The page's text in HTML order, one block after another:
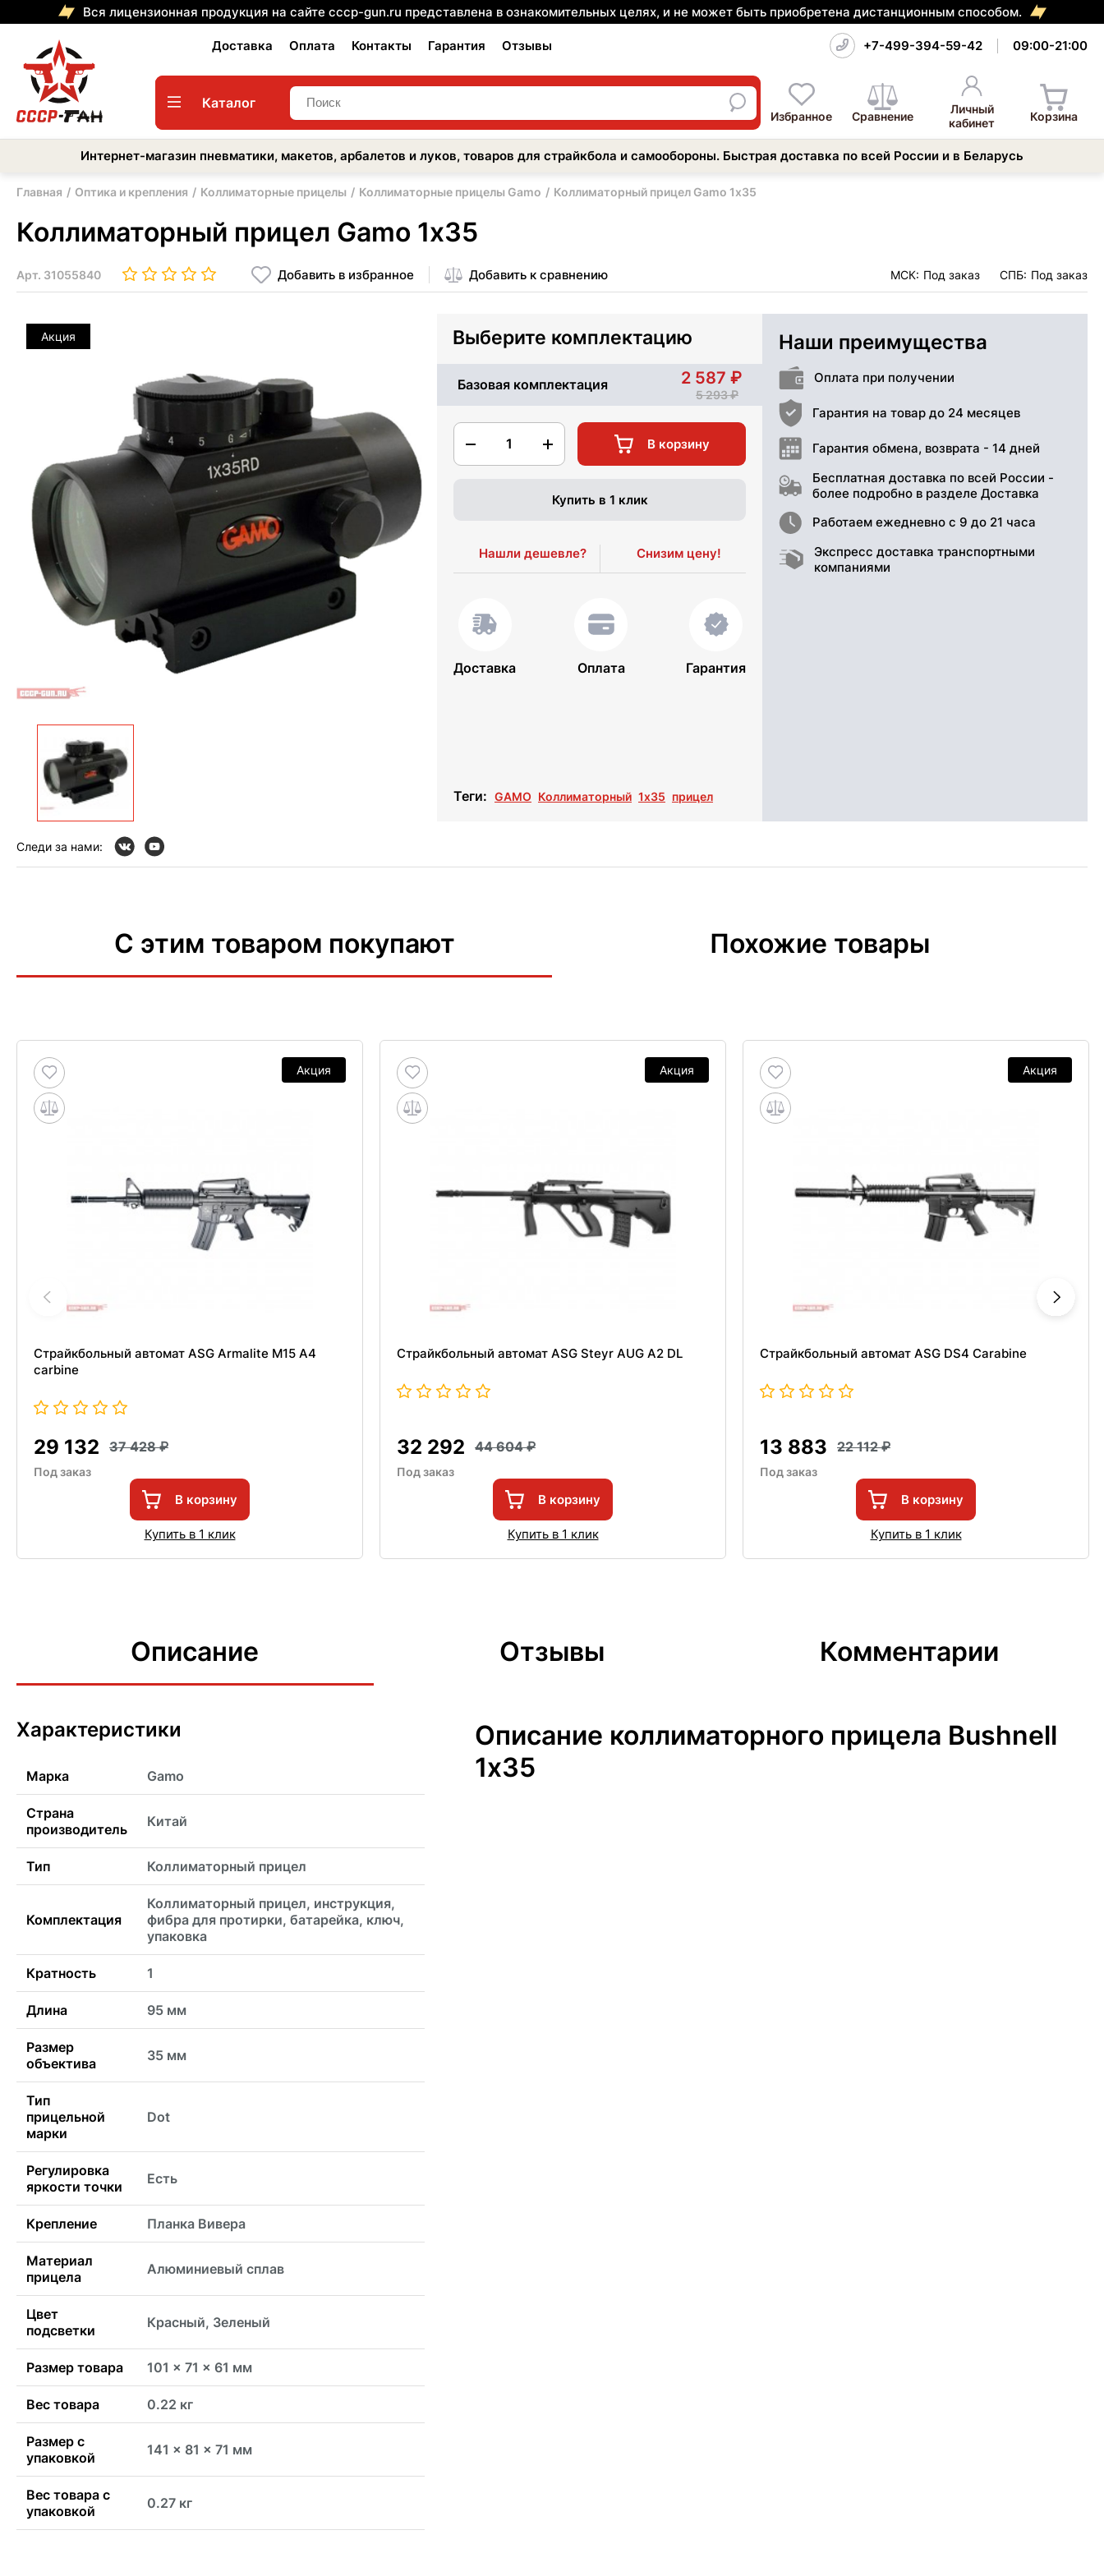
Вся лицензионная продукция на сайте cccp-gun.ru представлена в ознакомительных целях, и не может быть приобретена дистанционным способом.
Доставка Оплата Контакты Гарантия Отзывы +7-499-394-59-42 09:00-21:00
Каталог
Избранное Сравнение
Личный
кабинет
Корзина
Интернет-магазин пневматики, макетов, арбалетов и луков, товаров для страйкбола и самообороны. Быстрая доставка по всей России и в Беларусь
Главная Оптика и крепления Коллиматорные прицелы Коллиматорные прицелы Gamo Коллиматорный прицел Gamo 1х35
Коллиматорный прицел Gamo 1х35
Арт. 31055840 Добавить в избранное Добавить к сравнению МСК: Под заказ СПБ: Под заказ
Акция Выберите комплектацию
Базовая комплектация 2 587
5 293
1 В корзину
Купить в 1 клик
Нашли дешевле? Снизим цену!
Доставка Оплата Гарантия
Теги: GAMO Коллиматорный 1х35 прицел
Наши преимущества
Оплата при получении
Гарантия на товар до 24 месяцев
Гарантия обмена, возврата - 14 дней
Бесплатная доставка по всей России -
более подробно в разделе Доставка
Работаем ежедневно с 9 до 21 часа
Экспресс доставка транспортными
компаниями
Следи за нами:
С этим товаром покупают Похожие товары
Акция
Страйкбольный автомат ASG Armalite M15 A4
carbine
29 132 37 428
Под заказ
В корзину
Купить в 1 клик
Акция
Страйкбольный автомат ASG Steyr AUG A2 DL
32 292 44 604
Под заказ
В корзину
Купить в 1 клик
Акция
Страйкбольный автомат ASG DS4 Carabine
13 883 22 112
Под заказ
В корзину
Купить в 1 клик
Описание Отзывы Комментарии
Характеристики
Марка Gamo
Страна
производитель
Китай
Тип Коллиматорный прицел
Комплектация
Коллиматорный прицел, инструкция,
фибра для протирки, батарейка, ключ,
упаковка
Кратность 1
Длина 95 мм
Размер
объектива
35 мм
Тип
прицельной
марки
Dot
Регулировка
яркости точки
Есть
Крепление Планка Вивера
Материал
прицела
Алюминиевый сплав
Цвет
подсветки
Красный, Зеленый
Размер товара 101 x 71 x 61 мм
Вес товара 0.22 кг
Размер с
упаковкой
141 x 81 x 71 мм
Вес товара с
упаковкой
0.27 кг
Описание коллиматорного прицела Bushnell
1х35